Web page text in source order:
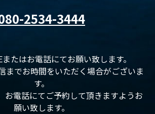
2534-3444
たはお電話にてお願い致します。
までお時間をいただく場合がございま
す。
お電話にてご予約して頂きますようお
願い致します。